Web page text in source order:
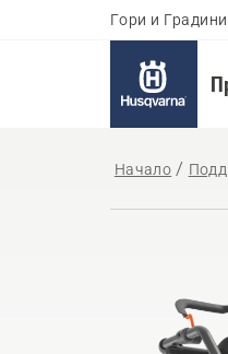
Гори и Градини
Начало